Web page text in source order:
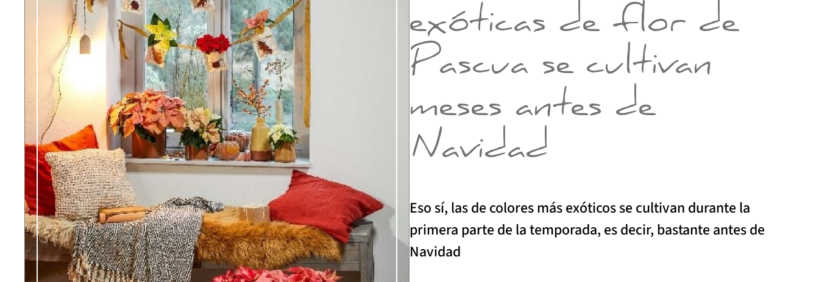
exóticas de flor de
Pascua se cultivan
meses antes de
Navidad
Eso sí, las de colores más exóticos se cultivan durante la
primera parte de la temporada, es decir, bastante antes de
Navidad